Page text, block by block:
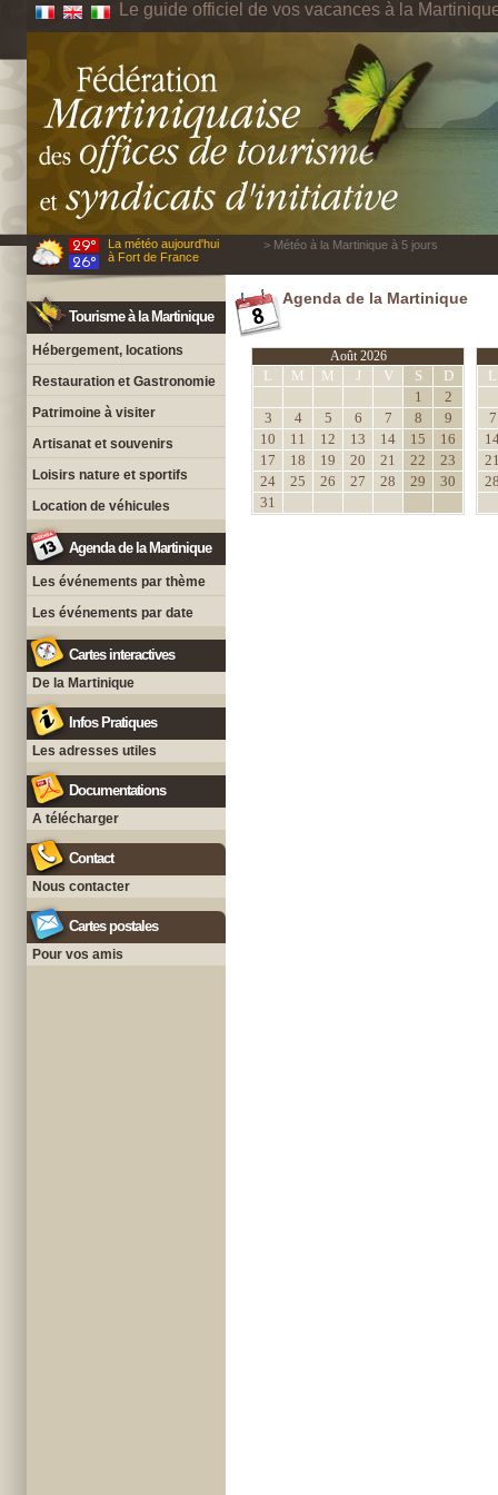
Le guide officiel de vos vacances à la
La météo aujourd'hui
à Fort de France
> Météo à la Martinique à 5 jours
Tourisme à la Martinique
Hébergement, locations
Restauration et Gastronomie
Patrimoine à visiter
Artisanat et souvenirs
Loisirs nature et sportifs
Location de véhicules
Agenda de la Martinique
Les événements par thème
Les événements par date
Cartes interactives
De la Martinique
Infos Pratiques
Les adresses utiles
Documentations
A télécharger
Contact
Nous contacter
Cartes postales
Pour vos amis
Agenda de la Martinique
Août 2026
L M M J V S
D
1
2
3
4 5 6 7 8
9
10
11 12 13 14 15
16
17
18 19 20 21 22
23
24
25 26 27 28 29
30
31
L
7